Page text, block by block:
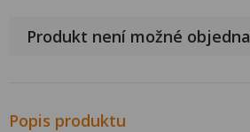
Produkt není možné
Popis produktu